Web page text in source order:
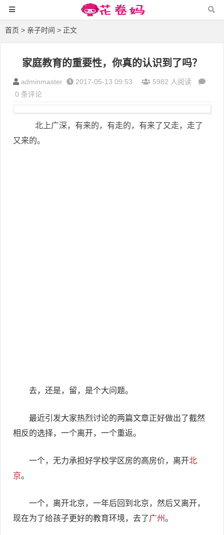
首页 > 亲子时间 > 正文
家庭教育的重要性，你真的认识到了吗？
adminmaster 2017-05-13 09:53
5982 人阅读
0 条评论
北上广深，有来的，有走的，有来了又走，走了
又来的。
去，还是，留，是个大问题。
最近引发大家热烈讨论的两篇文章正好做出了截然
相反的选择，一个离开，一个重返。
一个，无力承担好学校学区房的高房价，离开北
京。
一个，离开北京，一年后回到北京，然后又离开，
现在为了给孩子更好的教育环境，去了广州。